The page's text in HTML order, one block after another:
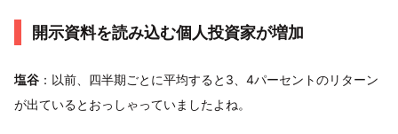
開示資料を読み込む個人投資家が増加
塩谷 ：以前、四半期ごとに平均すると3、4パーセントのリターン
が出ているとおっしゃっていましたよね。